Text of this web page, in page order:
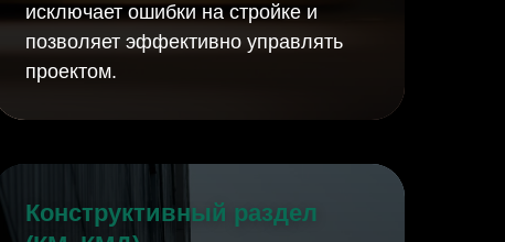
исключает ошибки на стройке и
позволяет эффективно управлять
проектом.
Конструктивный раздел